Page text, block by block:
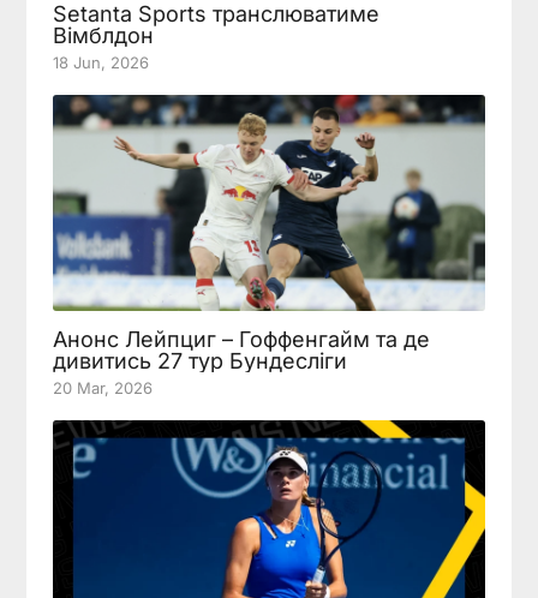
Setanta Sports транслюватиме
Вімблдон
18 Jun, 2026
Анонс Лейпциг – Гоффенгайм та де
дивитись 27 тур Бундесліги
20 Mar, 2026